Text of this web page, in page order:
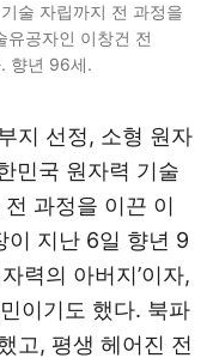
술 자립까지 전 과정을
유공자인 이창건 전
향년 96세.
지 선정, 소형 원자
민국 원자력 기술
과정을 이끈 이
이 지난 6일 향년 9
력의 아버지’이자,
이기도 했다. 북파
고, 평생 헤어진 전